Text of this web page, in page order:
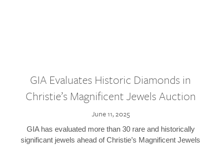
GIA Evaluates Historic Diamonds in
Christie’s Magnificent Jewels Auction
June 11, 2025
GIA has evaluated more than 30 rare and historically
significant jewels ahead of Christie’s Magnificent Jewels